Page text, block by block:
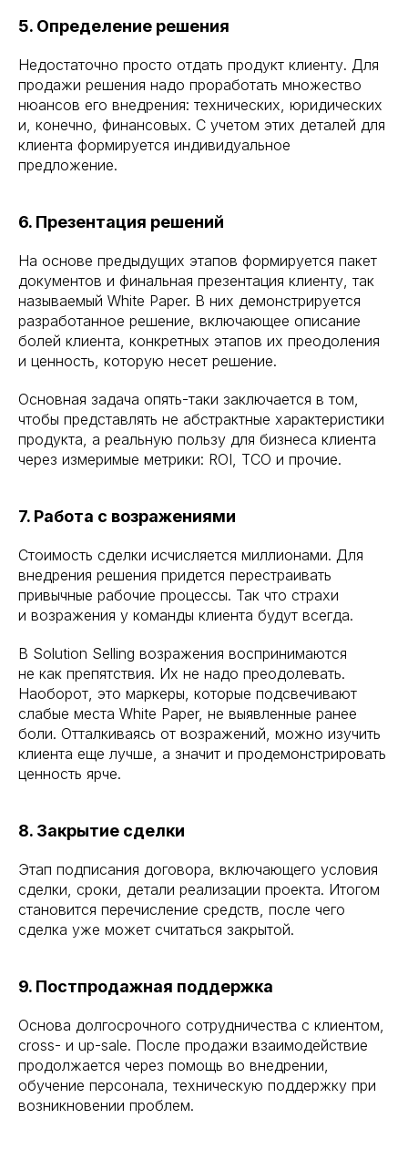
5. Определение решения
Недостаточно просто отдать продукт клиенту. Для
продажи решения надо проработать множество
нюансов его внедрения: технических, юридических
и, конечно, финансовых. С учетом этих деталей для
клиента формируется индивидуальное
предложение.
6. Презентация решений
На основе предыдущих этапов формируется пакет
документов и финальная презентация клиенту, так
называемый White Paper. В них демонстрируется
разработанное решение, включающее описание
болей клиента, конкретных этапов их преодоления
и ценность, которую несет решение.
Основная задача опять-таки заключается в том,
чтобы представлять не абстрактные характеристики
продукта, а реальную пользу для бизнеса клиента
через измеримые метрики: ROI, TCO и прочие.
7. Работа с возражениями
Стоимость сделки исчисляется миллионами. Для
внедрения решения придется перестраивать
привычные рабочие процессы. Так что страхи
и возражения у команды клиента будут всегда.
В Solution Selling возражения воспринимаются
не как препятствия. Их не надо преодолевать.
Наоборот, это маркеры, которые подсвечивают
слабые места White Paper, не выявленные ранее
боли. Отталкиваясь от возражений, можно изучить
клиента еще лучше, а значит и продемонстрировать
ценность ярче.
8. Закрытие сделки
Этап подписания договора, включающего условия
сделки, сроки, детали реализации проекта. Итогом
становится перечисление средств, после чего
сделка уже может считаться закрытой.
9. Постпродажная поддержка
Основа долгосрочного сотрудничества с клиентом,
cross- и up-sale. После продажи взаимодействие
продолжается через помощь во внедрении,
обучение персонала, техническую поддержку при
возникновении проблем.